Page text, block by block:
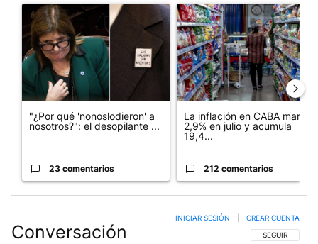
Un artículo de tendencia con el título ""¿Por qué
"¿Por qué 'nonoslodieron' a
nosotros?": el desopilante ...
23 comentarios
Un artículo de tendencia con
La inflación en CABA marcó
2,9% en julio y acumula
19,4...
212 comentarios
Conversación SIGA ESTA
SEGUIR
INICIAR SESIÓN CREAR CUENTA